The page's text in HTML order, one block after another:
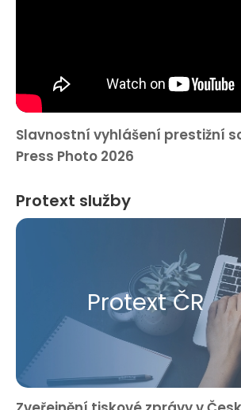
Slavnostní vyhlášení prestižní
Press Photo 2026
Protext služby
Protext ČR